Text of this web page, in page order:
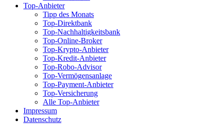
Top-Anbieter
Tipp des Monats
Top-Direktbank
Top-Nachhaltigkeitsbank
Top-Online-Broker
Top-Krypto-Anbieter
Top-Kredit-Anbieter
Top-Robo-Advisor
Top-Vermögensanlage
Top-Payment-Anbieter
Top-Versicherung
Alle Top-Anbieter
Impressum
Datenschutz